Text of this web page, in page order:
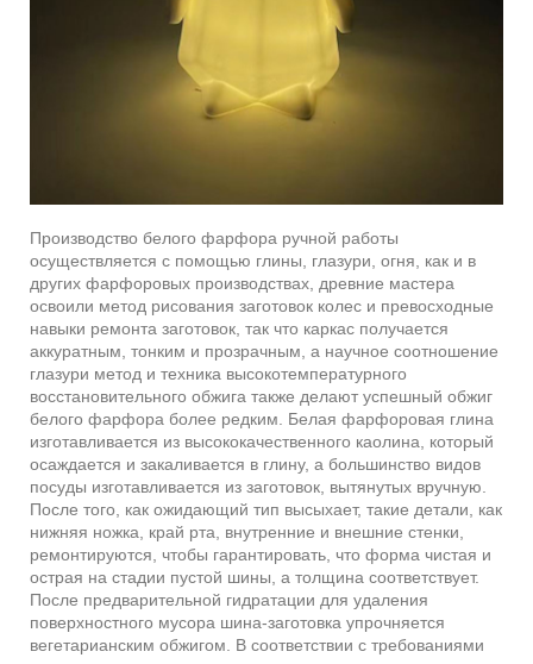
Производство белого фарфора ручной работы
осуществляется с помощью глины, глазури, огня, как и в
других фарфоровых производствах, древние мастера
освоили метод рисования заготовок колес и превосходные
навыки ремонта заготовок, так что каркас получается
аккуратным, тонким и прозрачным, а научное соотношение
глазури метод и техника высокотемпературного
восстановительного обжига также делают успешный обжиг
белого фарфора более редким. Белая фарфоровая глина
изготавливается из высококачественного каолина, который
осаждается и закаливается в глину, а большинство видов
посуды изготавливается из заготовок, вытянутых вручную.
После того, как ожидающий тип высыхает, такие детали, как
нижняя ножка, край рта, внутренние и внешние стенки,
ремонтируются, чтобы гарантировать, что форма чистая и
острая на стадии пустой шины, а толщина соответствует.
После предварительной гидратации для удаления
поверхностного мусора шина-заготовка упрочняется
вегетарианским обжигом. В соответствии с требованиями